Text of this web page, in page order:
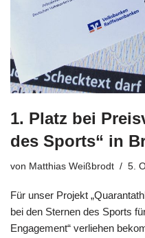
1. Platz bei
des Sports“ in
von Matthias Weißbrodt 5.
Für unser Projekt
bei den Sternen des Sports
Engagement“ verliehen